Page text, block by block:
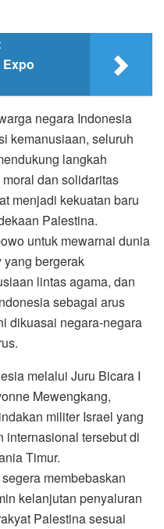
Expo
negara Indonesia
kemanusiaan, seluruh
langkah
dan solidaritas
menjadi kekuatan baru
Palestina.
untuk mewarnai dunia
bergerak
lintas agama, dan
sebagai arus
dikuasai negara-negara
melalui Juru Bicara I
Mewengkang,
militer Israel yang
internasional tersebut di
Timur.
membebaskan
kelanjutan penyaluran
Palestina sesuai